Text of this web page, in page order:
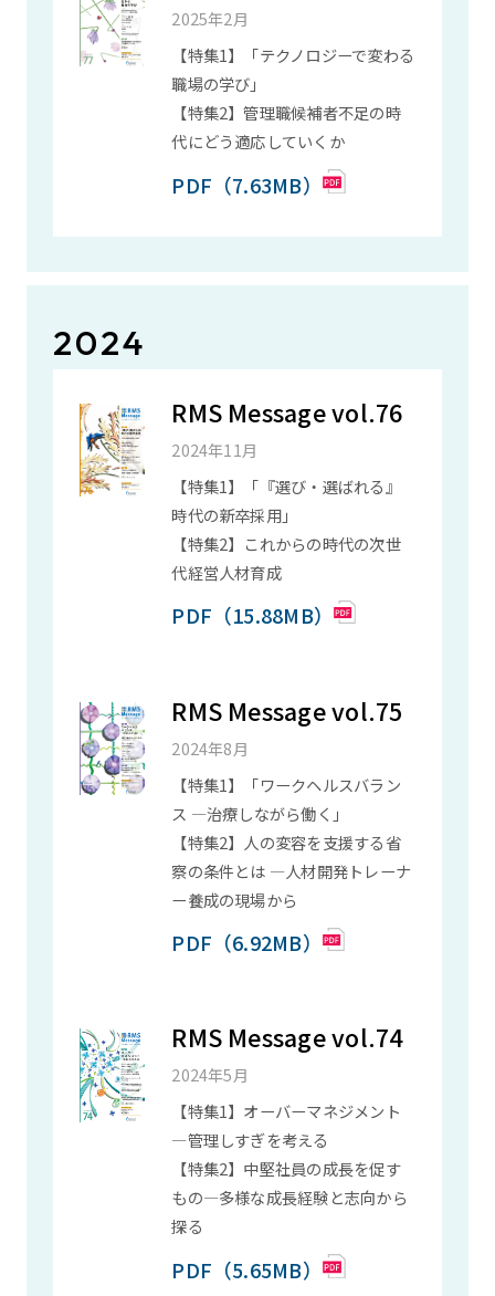
2025年2月
【特集1】「テクノロジーで変わる
職場の学び」
【特集2】管理職候補者不足の時
代にどう適応していくか
PDF（7.63MB）
2024
RMS Message vol.76
2024年11月
【特集1】「『選び・選ばれる』
時代の新卒採用」
【特集2】これからの時代の次世
代経営人材育成
PDF（15.88MB）
RMS Message vol.75
2024年8月
【特集1】「ワークヘルスバラン
ス ―治療しながら働く」
【特集2】人の変容を支援する省
察の条件とは ―人材開発トレーナ
ー養成の現場から
PDF（6.92MB）
RMS Message vol.74
2024年5月
【特集1】オーバーマネジメント
―管理しすぎを考える
【特集2】中堅社員の成長を促す
もの―多様な成長経験と志向から
探る
PDF（5.65MB）